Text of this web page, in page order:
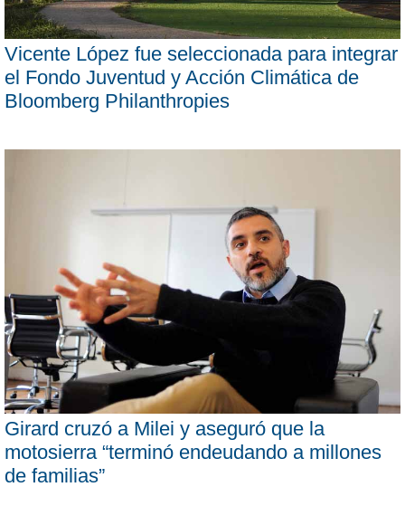
Vicente López fue seleccionada para integrar
el Fondo Juventud y Acción Climática de
Bloomberg Philanthropies
Girard cruzó a Milei y aseguró que la
motosierra “terminó endeudando a millones
de familias”